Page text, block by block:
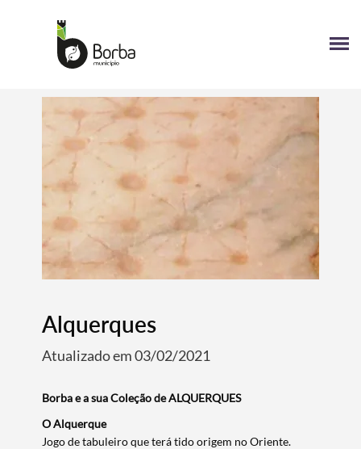
Alquerques
Atualizado em 03/02/2021
Borba e a sua Coleção de ALQUERQUES
O Alquerque
Jogo de tabuleiro que terá tido origem no Oriente.